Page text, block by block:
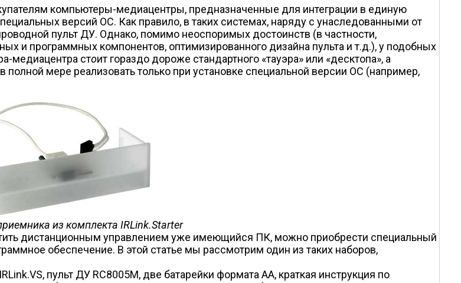
компьютеры-медиацентры, предназначенные для интеграции в единую
версий ОС. Как правило, в таких системах, наряду с унаследованными от
пульт ДУ. Однако, помимо неоспоримых достоинств (в частности,
и программных компонентов, оптимизированного дизайна пульта и т.д.), у подобных
медиацентра стоит гораздо дороже стандартного «тауэра» или «десктопа», а
мере реализовать только при установке специальной версии ОС (например,
из комплекта IRLink.Starter
дистанционным управлением уже имеющийся ПК, можно приобрести специальный
обеспечение. В этой статье мы рассмотрим один из таких наборов,
пульт ДУ RC8005M, две батарейки формата АА, краткая инструкция по